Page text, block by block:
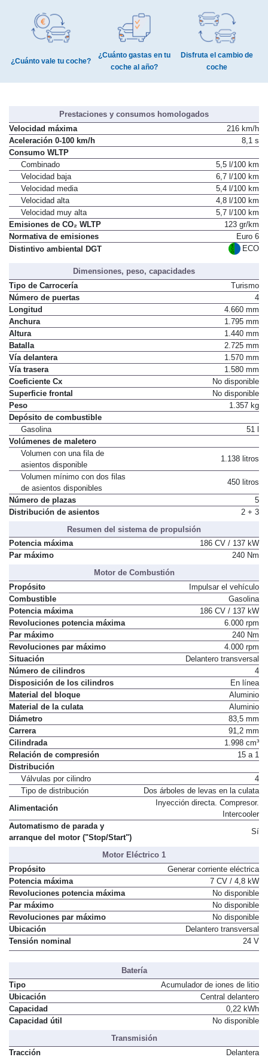
¿Cuánto vale tu coche?
¿Cuánto gastas en tu
coche al año?
Disfruta el cambio de
coche
Prestaciones y consumos homologados
Velocidad máxima
216 km/h
Aceleración 0-100 km/h
8,1 s
Consumo WLTP
Combinado
5,5 l/100 km
Velocidad baja
6,7 l/100 km
Velocidad media
5,4 l/100 km
Velocidad alta
4,8 l/100 km
Velocidad muy alta
5,7 l/100 km
Emisiones de CO₂ WLTP
123 gr/km
Normativa de emisiones
Euro 6
Distintivo ambiental DGT
ECO
Dimensiones, peso, capacidades
Tipo de Carrocería
Turismo
Número de puertas
4
Longitud
4.660 mm
Anchura
1.795 mm
Altura
1.440 mm
Batalla
2.725 mm
Vía delantera
1.570 mm
Vía trasera
1.580 mm
Coeficiente Cx
No disponible
Superficie frontal
No disponible
Peso
1.357 kg
Depósito de combustible
Gasolina
51 l
Volúmenes de maletero
Volumen con una fila de
asientos disponible
1.138 litros
Volumen mínimo con dos filas
de asientos disponibles
450 litros
Número de plazas
5
Distribución de asientos
2 + 3
Resumen del sistema de propulsión
Potencia máxima
186 CV / 137 kW
Par máximo
240 Nm
Motor de Combustión
Propósito
Impulsar el vehículo
Combustible
Gasolina
Potencia máxima
186 CV / 137 kW
Revoluciones potencia máxima
6.000 rpm
Par máximo
240 Nm
Revoluciones par máximo
4.000 rpm
Situación
Delantero transversal
Número de cilindros
4
Disposición de los cilindros
En línea
Material del bloque
Aluminio
Material de la culata
Aluminio
Diámetro
83,5 mm
Carrera
91,2 mm
Cilindrada
1.998 cm³
Relación de compresión
15 a 1
Distribución
Válvulas por cilindro
4
Tipo de distribución
Dos árboles de levas en la culata
Alimentación
Inyección directa. Compresor.
Intercooler
Automatismo de parada y
arranque del motor ("Stop/Start")
Sí
Motor Eléctrico 1
Propósito
Generar corriente eléctrica
Potencia máxima
7 CV / 4,8 kW
Revoluciones potencia máxima
No disponible
Par máximo
No disponible
Revoluciones par máximo
No disponible
Ubicación
Delantero transversal
Tensión nominal
24 V
Batería
Tipo
Acumulador de iones de litio
Ubicación
Central delantero
Capacidad
0,22 kWh
Capacidad útil
No disponible
Transmisión
Tracción
Delantera